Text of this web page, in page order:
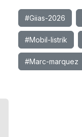
#Giias-2026
#Mobil-listrik
#Marc-marquez